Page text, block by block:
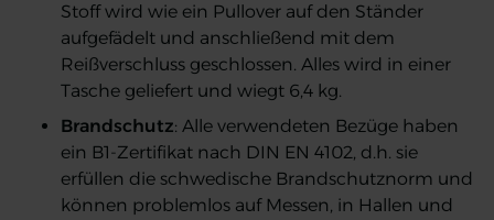
Stoff wird wie ein Pullover auf den Ständer
aufgefädelt und anschließend mit dem
Reißverschluss geschlossen. Alles wird in einer
Tasche geliefert und wiegt 6,4 kg.
Brandschutz: Alle verwendeten Bezüge haben
ein B1-Zertifikat nach DIN EN 4102, d.h. sie
erfüllen die schwedische Brandschutznorm und
können problemlos auf Messen, in Hallen und